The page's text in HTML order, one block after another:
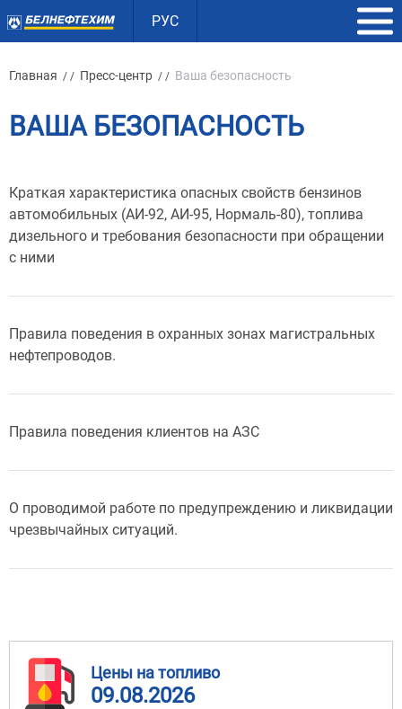
РУС
Главная / / Пресс-центр / / Ваша безопасность
ВАША БЕЗОПАСНОСТЬ
Краткая характеристика опасных свойств бензинов
автомобильных (АИ-92, АИ-95, Нормаль-80), топлива
дизельного и требования безопасности при обращении
с ними
Правила поведения в охранных зонах магистральных
нефтепроводов.
Правила поведения клиентов на АЗС
О проводимой работе по предупреждению и ликвидации
чрезвычайных ситуаций.
Цены на топливо
09.08.2026